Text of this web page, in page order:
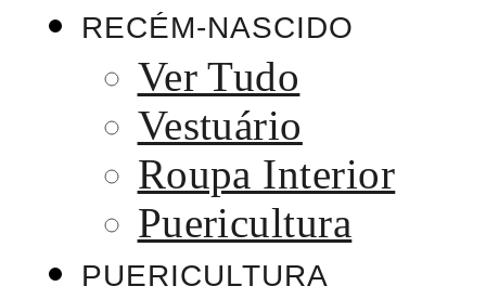
RECÉM-NASCIDO
Ver Tudo
Vestuário
Roupa Interior
Puericultura
PUERICULTURA